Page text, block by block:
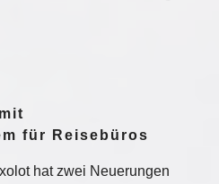
für Reisebüros
hat zwei Neuerungen